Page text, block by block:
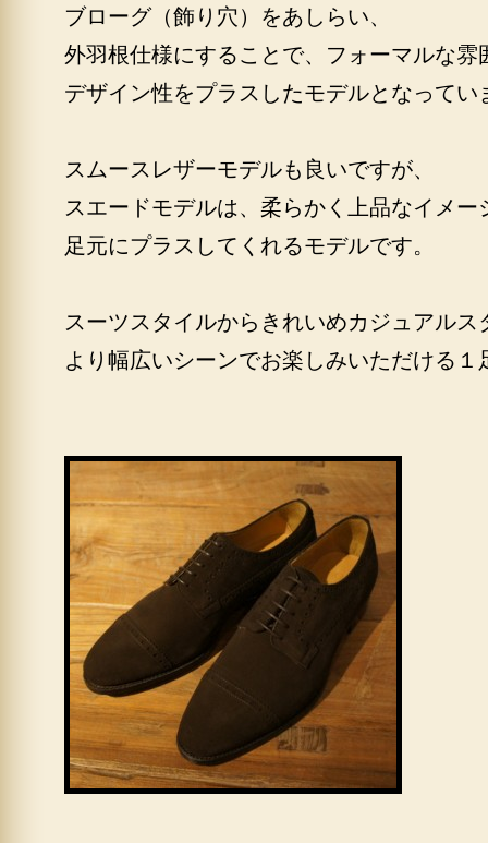
ブローグ（飾り穴）をあしらい、
外羽根仕様にすることで、フォーマルな雰
デザイン性をプラスしたモデルとなってい
スムースレザーモデルも良いですが、
スエードモデルは、柔らかく上品なイメー
足元にプラスしてくれるモデルです。
スーツスタイルからきれいめカジュアルス
より幅広いシーンでお楽しみいただける１